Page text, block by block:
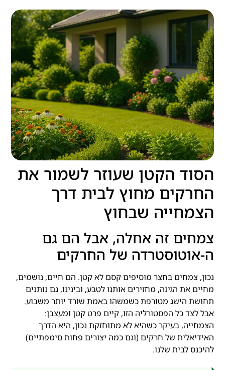
הסוד הקטן שעוזר לשמור את
החרקים מחוץ לבית דרך
הצמחייה שבחוץ
צמחים זה אחלה, אבל הם גם
ה-אוטוסטרדה של החרקים
נכון, צמחים בחצר מוסיפים קסם לא קטן. הם חיים, נושמים,
מחיים את הגינה, מחזירים אותנו לטבע, ובינינו, גם נותנים
תחושת הישג מטורפת כשמשהו באמת שורד יותר משבוע.
אבל לצד כל הפסטורליה הזו, קיים פרט קטן ומעצבן:
הצמחייה, בעיקר כשהיא לא מתוחזקת נכון, היא הדרך
האידיאלית של חרקים (וגם כמה יצורים פחות סימפתיים)
להיכנס לבית שלנו.